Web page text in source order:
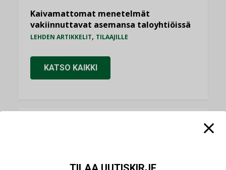
Kaivamattomat menetelmät
vakiinnuttavat asemansa taloyhtiöissä
LEHDEN ARTIKKELIT, TILAAJILLE
KATSO KAIKKI
käyttöön kiinteistöissä